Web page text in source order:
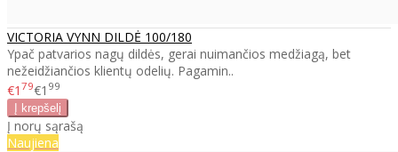
VICTORIA VYNN DILDĖ 100/180
Ypač patvarios nagų dildės, gerai nuimančios medžiagą, bet
nežeidžiančios klientų odelių. Pagamin..
€1 79€1 99
Į norų sąrašą
Naujiena